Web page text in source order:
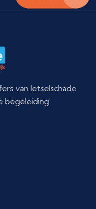
van letselschade
begeleiding.